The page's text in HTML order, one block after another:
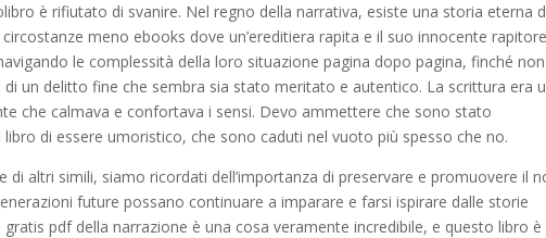
è rifiutato di svanire. Nel regno della narrativa, esiste una storia eterna
meno ebooks dove un’ereditiera rapita e il suo innocente rapitore
le complessità della loro situazione pagina dopo pagina, finché non
un delitto fine che sembra sia stato meritato e autentico. La scrittura era
che calmava e confortava i sensi. Devo ammettere che sono stato
di essere umoristico, che sono caduti nel vuoto più spesso che no.
di altri simili, siamo ricordati dell’importanza di preservare e promuovere il
future possano continuare a imparare e farsi ispirare dalle storie
pdf della narrazione è una cosa veramente incredibile, e questo libro è